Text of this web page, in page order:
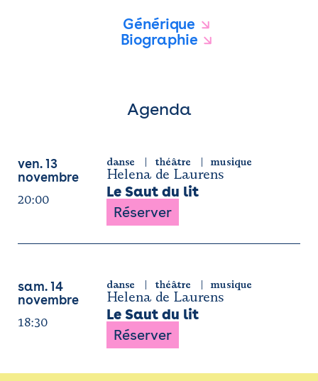
Générique
Biographie
Agenda
ven. 13
novembre
20:00
danse théâtre musique
Helena de Laurens
Le Saut du lit
Réserver
sam. 14
novembre
18:30
danse théâtre musique
Helena de Laurens
Le Saut du lit
Réserver